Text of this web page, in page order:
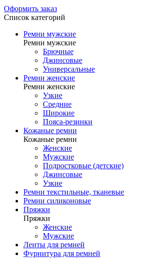
Оформить заказ
Список категорий
Ремни мужские
Ремни мужские
Брючные
Джинсовые
Универсальные
Ремни женские
Ремни женские
Узкие
Средние
Широкие
Пояса-резинки
Кожаные ремни
Кожаные ремни
Женские
Мужские
Подростковые (детские)
Джинсовые
Узкие
Ремни текстильные, тканевые
Ремни силиконовые
Пряжки
Пряжки
Женские
Мужские
Ленты для ремней
Фурнитура для ремней